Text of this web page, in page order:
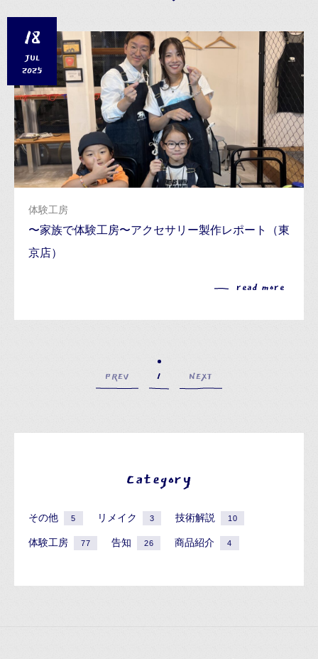
18
JUL
2025
体験工房
〜家族で体験工房〜アクセサリー製作レポート（東
京店）
read more
PREV 1 NEXT
Category
その他 5 リメイク 3 技術解説 10
体験工房 77 告知 26 商品紹介 4